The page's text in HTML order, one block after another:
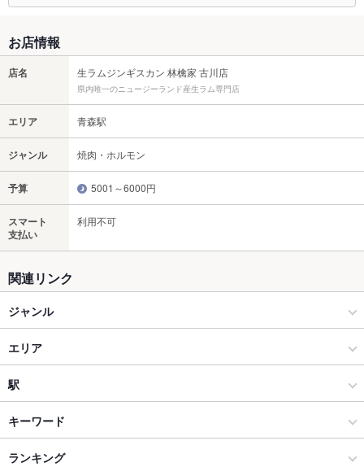
お店情報
店名 生ラムジンギスカン 林檎家 古川店
県内唯一のニュージーランド産生ラム専門店
エリア 青森駅
ジャンル 焼肉・ホルモン
予算 5001～6000円
スマート
支払い
利用不可
関連リンク
ジャンル
焼肉・ホルモン
焼肉
青森市 × 焼肉・ホルモン
青森市 × 焼肉
エリア
青森駅
青森駅 × 焼肉・ホルモン
青森駅 × 焼肉
駅
青森駅
キーワード
エビ料理 餃子
ランキング